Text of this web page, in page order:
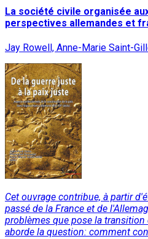
La société civile organisée
perspectives allemandes et
Jay Rowell, Anne-Marie Saint-
Cet ouvrage contribue, à partir
passé de la France et de
problèmes que pose la transition
aborde la question: comment